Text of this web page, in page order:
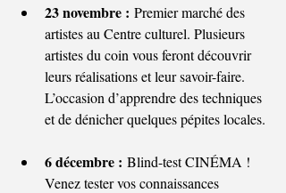
23 novembre : Premier marché des
artistes au Centre culturel. Plusieurs
artistes du coin vous feront découvrir
leurs réalisations et leur savoir-faire.
L’occasion d’apprendre des techniques
et de dénicher quelques pépites locales.
6 décembre : Blind-test CINÉMA !
Venez tester vos connaissances